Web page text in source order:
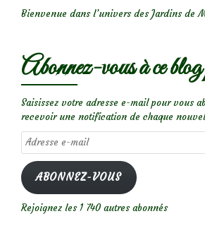
Bienvenue dans l’univers des Jardins de
Abonnez-vous à ce
Saisissez votre adresse e-mail pour vous
recevoir une notification de chaque
Adresse
e-
mail
ABONNEZ-VOUS
Rejoignez les 1 740 autres abonnés